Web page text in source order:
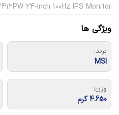
24-Inch 100Hz IPS Monitor
ویژگی ها
برند:
MSI
وزن:
4.650 گرم